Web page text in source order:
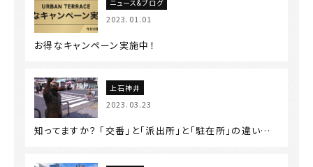
ニュース&ブログ
2023.01.01
お得なキャンペーン実施中！
上石神井
2023.03.23
知ってますか？ 「交番」と「派出所」と「駐在所」の違い…